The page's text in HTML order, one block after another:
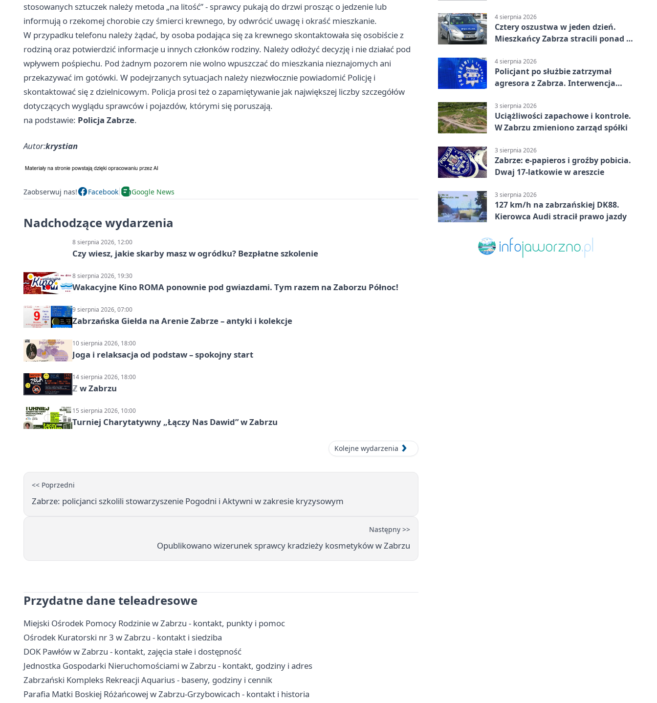
stosowanych sztuczek należy metoda „na litość” - sprawcy pukają do drzwi prosząc o jedzenie lub
informują o rzekomej chorobie czy śmierci krewnego, by odwrócić uwagę i okraść mieszkanie.
W przypadku telefonu należy żądać, by osoba podająca się za krewnego skontaktowała się osobiście z
rodziną oraz potwierdzić informacje u innych członków rodziny. Należy odłożyć decyzję i nie działać pod
wpływem pośpiechu. Pod żadnym pozorem nie wolno wpuszczać do mieszkania nieznajomych ani
przekazywać im gotówki. W podejrzanych sytuacjach należy niezwłocznie powiadomić Policję i
skontaktować się z dzielnicowym. Policja prosi też o zapamiętywanie jak największej liczby szczegółów
dotyczących wyglądu sprawców i pojazdów, którymi się poruszają.
na podstawie: Policja Zabrze.
Autor:krystian
Zaobserwuj nas! Facebook Google News
Nadchodzące wydarzenia
8 sierpnia 2026, 12:00
Czy wiesz, jakie skarby masz w ogródku? Bezpłatne szkolenie
8 sierpnia 2026, 19:30
Wakacyjne Kino ROMA ponownie pod gwiazdami. Tym razem na Zaborzu Północ!
9 sierpnia 2026, 07:00
Zabrzańska Giełda na Arenie Zabrze – antyki i kolekcje
10 sierpnia 2026, 18:00
Joga i relaksacja od podstaw – spokojny start
14 sierpnia 2026, 18:00
ℤ w Zabrzu
15 sierpnia 2026, 10:00
Turniej Charytatywny „Łączy Nas Dawid” w Zabrzu
Kolejne wydarzenia
<< Poprzedni
Zabrze: policjanci szkolili stowarzyszenie Pogodni i Aktywni w zakresie kryzysowym
Następny >>
Opublikowano wizerunek sprawcy kradzieży kosmetyków w Zabrzu
Przydatne dane teleadresowe
Miejski Ośrodek Pomocy Rodzinie w Zabrzu - kontakt, punkty i pomoc
Ośrodek Kuratorski nr 3 w Zabrzu - kontakt i siedziba
DOK Pawłów w Zabrzu - kontakt, zajęcia stałe i dostępność
Jednostka Gospodarki Nieruchomościami w Zabrzu - kontakt, godziny i adres
Zabrzański Kompleks Rekreacji Aquarius - baseny, godziny i cennik
Parafia Matki Boskiej Różańcowej w Zabrzu-Grzybowicach - kontakt i historia
4 sierpnia 2026
Cztery oszustwa w jeden dzień.
Mieszkańcy Zabrza stracili ponad 6
4 sierpnia 2026
Policjant po służbie zatrzymał
agresora z Zabrza. Interwencja
3 sierpnia 2026
Uciążliwości zapachowe i kontrole.
W Zabrzu zmieniono zarząd spółki
3 sierpnia 2026
Zabrze: e-papieros i groźby pobicia.
Dwaj 17-latkowie w areszcie
3 sierpnia 2026
127 km/h na zabrzańskiej DK88.
Kierowca Audi stracił prawo jazdy